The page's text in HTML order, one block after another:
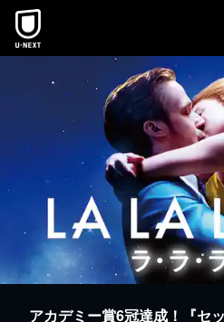
本文へスキップ
アカデミー賞6冠達成！『セ